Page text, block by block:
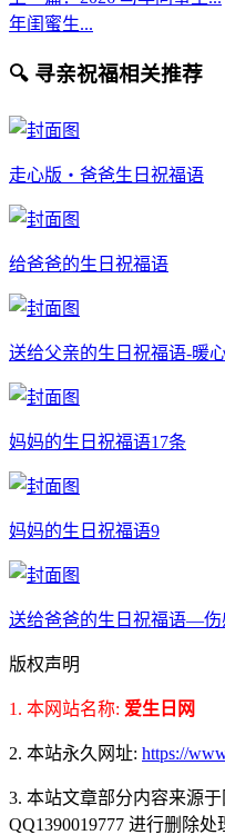
年闺蜜生...
🔍 寻亲祝福相关推荐
走心版・爸爸生日祝福语
给爸爸的生日祝福语
送给父亲的生日祝福语-暖
妈妈的生日祝福语17条
妈妈的生日祝福语9
送给爸爸的生日祝福语—伤
版权声明
1. 本网站名称: 爱生日网
2. 本站永久网址: https://
3. 本站文章部分内容来源
QQ1390019777 进行删除处